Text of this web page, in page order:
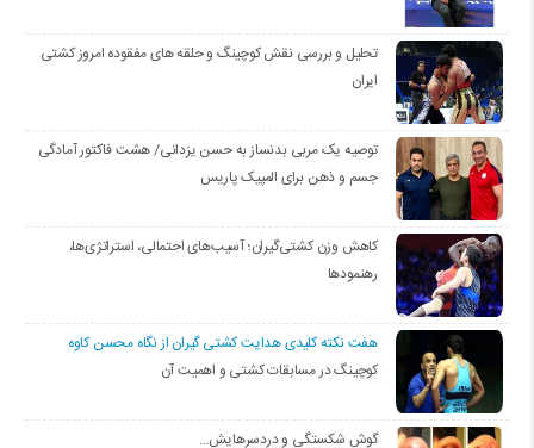
تحلیل و بررسی نقش کوچینگ و حلقه های مفقوده امروز کشتی
ایران
توصیه یک مربی بدنساز به حسن یزدانی/ هشت فاکتور آمادگی
جسم و ذهن برای المپیک پاریس
کاهش وزن کشتی‌گیران؛ آسیب‌های احتمالی، استراتژی‌ها،
رهنمودها
هفت نکته کلیدی هدایت کشتی گیران از نگاه محسن کاوه
کوچینگ در مسابقات کشتی و اهمیت آن
گوش شکستگی و دردسرهایش…